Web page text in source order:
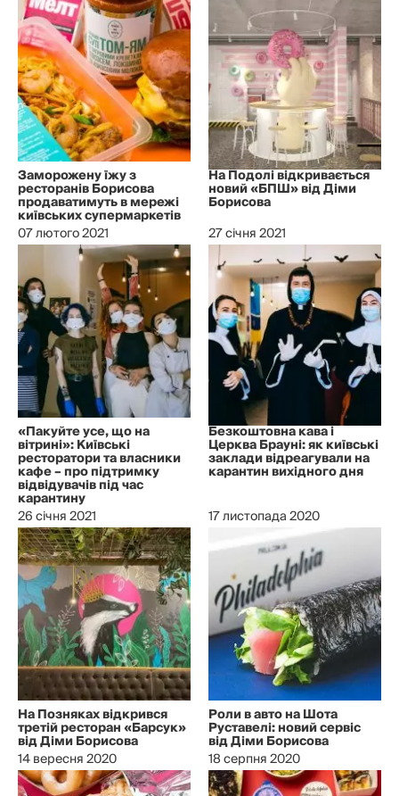
Заморожену їжу з
ресторанів Борисова
продаватимуть в мережі
київських супермаркетів
07 лютого 2021
На Подолі відкривається
новий «БПШ» від Діми
Борисова
27 січня 2021
«Пакуйте усе, що на
вітрині»: Київські
ресторатори та власники
кафе – про підтримку
відвідувачів під час
карантину
26 січня 2021
Безкоштовна кава і
Церква Брауні: як київські
заклади відреагували на
карантин вихідного дня
17 листопада 2020
На Позняках відкрився
третій ресторан «Барсук»
від Діми Борисова
14 вересня 2020
Роли в авто на Шота
Руставелі: новий сервіс
від Діми Борисова
18 серпня 2020